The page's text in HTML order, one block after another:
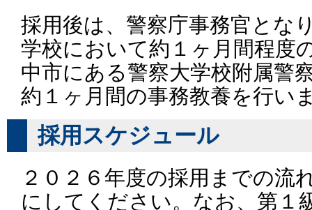
採用後は、警察庁事務官とな
学校において約１ヶ月間程度
中市にある警察大学校附属警
約１ヶ月間の事務教養を行い
採用スケジュール
２０２６年度の採用までの流
にしてください。なお、第１